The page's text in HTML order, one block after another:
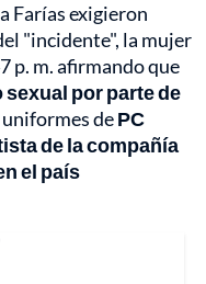
Farías exigieron
"incidente", la mujer
p. m. afirmando que
por parte de
dePC
de la compañía
el país